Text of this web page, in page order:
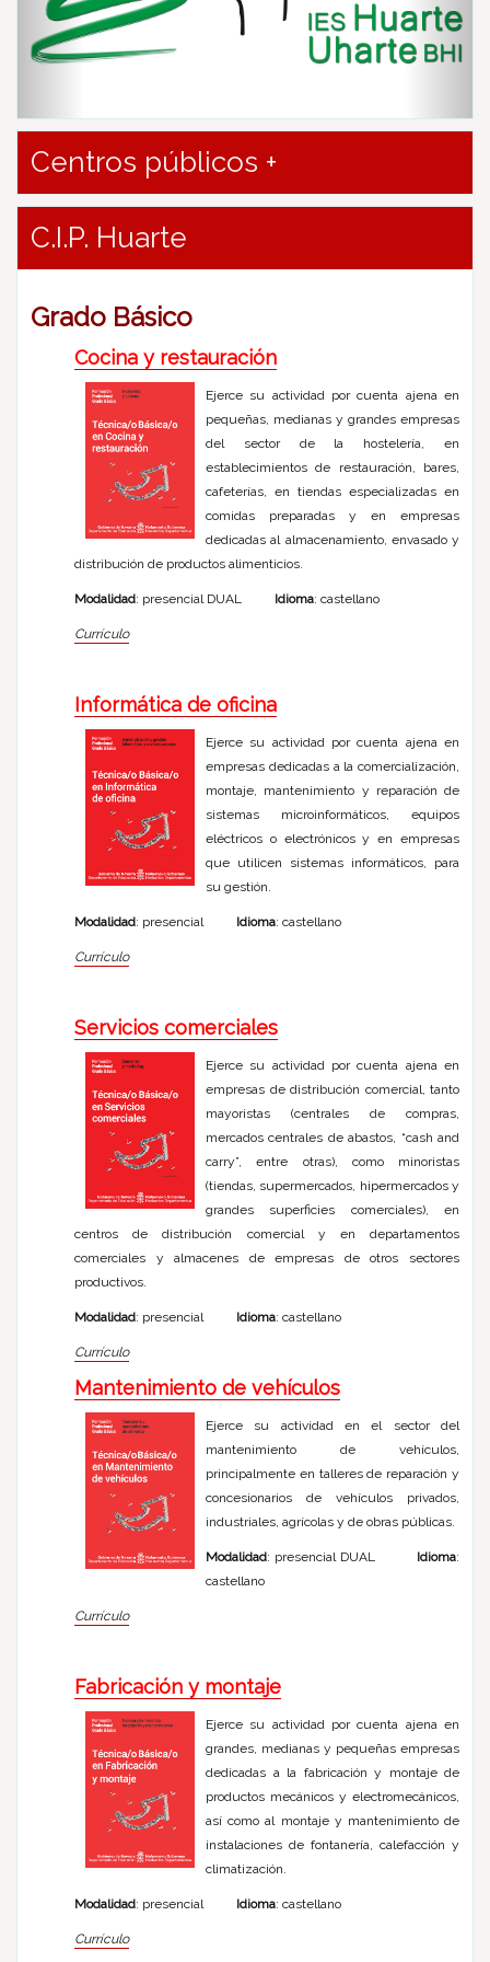
u
s
Centros públicos +
C.I.P. Huarte
Grado Básico
Cocina y restauración
Ejerce su actividad por cuenta ajena en
pequeñas, medianas y grandes empresas
del sector de la hostelería, en
establecimientos de restauración, bares,
cafeterías, en tiendas especializadas en
comidas preparadas y en empresas
dedicadas al almacenamiento, envasado y
distribución de productos alimenticios.
Modalidad: presencial DUAL Idioma: castellano
Currículo
Informática de oficina
Ejerce su actividad por cuenta ajena en
empresas dedicadas a la comercialización,
montaje, mantenimiento y reparación de
sistemas microinformáticos, equipos
eléctricos o electrónicos y en empresas
que utilicen sistemas informáticos, para
su gestión.
Modalidad: presencial Idioma: castellano
Currículo
Servicios comerciales
Ejerce su actividad por cuenta ajena en
empresas de distribución comercial, tanto
mayoristas (centrales de compras,
mercados centrales de abastos, “cash and
carry”, entre otras), como minoristas
(tiendas, supermercados, hipermercados y
grandes superficies comerciales), en
centros de distribución comercial y en departamentos
comerciales y almacenes de empresas de otros sectores
productivos.
Modalidad: presencial Idioma: castellano
Currículo
Mantenimiento de vehículos
Ejerce su actividad en el sector del
mantenimiento de vehículos,
principalmente en talleres de reparación y
concesionarios de vehículos privados,
industriales, agrícolas y de obras públicas.
Modalidad: presencial DUAL Idioma:
castellano
Currículo
Fabricación y montaje
Ejerce su actividad por cuenta ajena en
grandes, medianas y pequeñas empresas
dedicadas a la fabricación y montaje de
productos mecánicos y electromecánicos,
así como al montaje y mantenimiento de
instalaciones de fontanería, calefacción y
climatización.
Modalidad: presencial Idioma: castellano
Currículo